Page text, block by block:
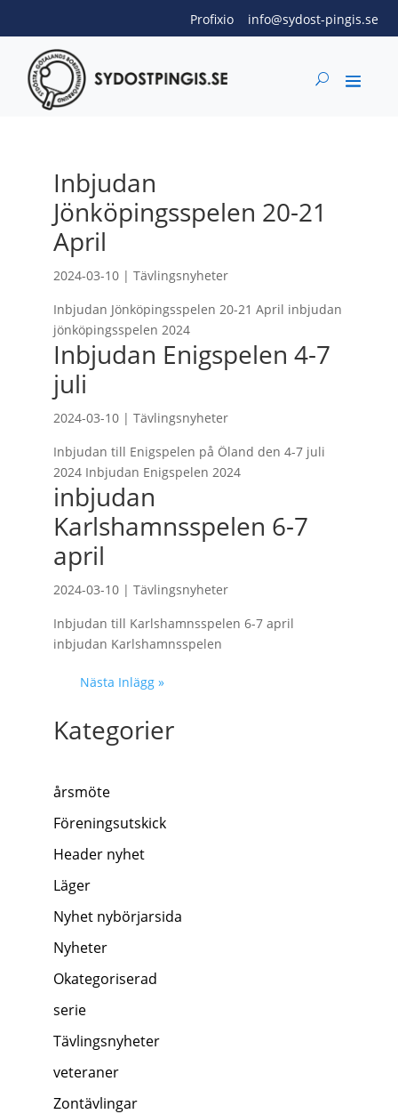
Profixio info@sydost-pingis.se
Inbjudan
Jönköpingsspelen 20-21
April
2024-03-10| Tävlingsnyheter
Inbjudan Jönköpingsspelen 20-21 April inbjudan
jönköpingsspelen 2024
Inbjudan Enigspelen 4-7
juli
2024-03-10| Tävlingsnyheter
Inbjudan till Enigspelen på Öland den 4-7 juli
2024 Inbjudan Enigspelen 2024
inbjudan
Karlshamnsspelen 6-7
april
2024-03-10| Tävlingsnyheter
Inbjudan till Karlshamnsspelen 6-7 april
inbjudan Karlshamnsspelen
Nästa Inlägg »
Kategorier
årsmöte
Föreningsutskick
Header nyhet
Läger
Nyhet nybörjarsida
Nyheter
Okategoriserad
serie
Tävlingsnyheter
veteraner
Zontävlingar